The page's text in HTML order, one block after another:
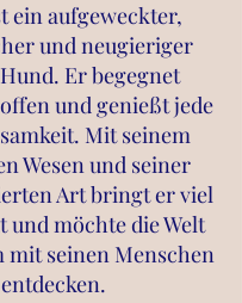
ein aufgeweckter,
und neugieriger
Er begegnet
und genießt jede
Mit seinem
Wesen und seiner
Art bringt er viel
und möchte die Welt
mit seinen Menschen
entdecken.